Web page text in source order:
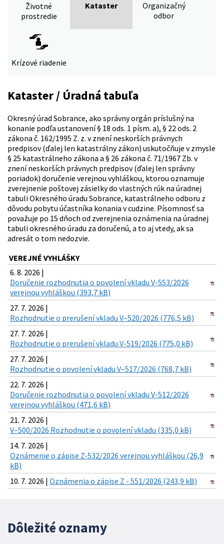
Životné
prostredie
Kataster
Organizačný
odbor
Krízové riadenie
Kataster / Úradná tabuľa
Okresný úrad Sobrance, ako správny orgán príslušný na
konanie podľa ustanovení § 18 ods. 1 písm. a), § 22 ods. 2
zákona č. 162/1995 Z. z. v znení neskorších právnych
predpisov (ďalej len katastrálny zákon) uskutočňuje v zmysle
§ 25 katastrálneho zákona a § 26 zákona č. 71/1967 Zb. v
znení neskorších právnych predpisov (ďalej len správny
poriadok) doručenie verejnou vyhláškou, ktorou oznamuje
zverejnenie poštovej zásielky do vlastných rúk na úradnej
tabuli Okresného úradu Sobrance, katastrálneho odboru z
dôvodu pobytu účastníka konania v cudzine. Písomnosť sa
považuje po 15 dňoch od zverejnenia oznámenia na úradnej
tabuli okresného úradu za doručenú, a to aj vtedy, ak sa
adresát o tom nedozvie.
VEREJNÉ VYHLÁŠKY
6. 8. 2026 |
Doručenie rozhodnutia o povolení vkladu V-553/2026
verejnou vyhláškou (393,7 kB)
27. 7. 2026 |
Rozhodnutie o prerušení vkladu V–520/2026 (776,5 kB)
27. 7. 2026 |
Rozhodnutie o prerušení vkladu V-519/2026 (775,0 kB)
27. 7. 2026 |
Rozhodnutie o povolení vkladu V–517/2026 (768,7 kB)
22. 7. 2026 |
Doručenie rozhodnutia o povolení vkladu V-512/2026
verejnou vyhláškou (471,6 kB)
21. 7. 2026 |
V–500/2026 Rozhodnutie o povolení vkladu (335,0 kB)
14. 7. 2026 |
Oznámenie o zápise Z-532/2026 verejnou vyhláškou (26,9
kB)
10. 7. 2026 | Oznámenia o zápise Z - 551/2026 (243,9 kB)
Dôležité oznamy